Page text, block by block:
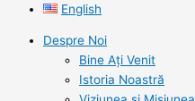
English
Despre Noi
Bine Ați Venit
Istoria Noastră